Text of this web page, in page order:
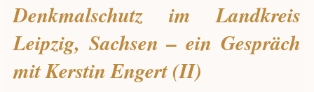
Denkmalschutz im Landkreis
Leipzig, Sachsen – ein Gespräch
mit Kerstin Engert (II)